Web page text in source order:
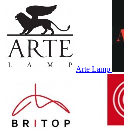
Arte Lamp